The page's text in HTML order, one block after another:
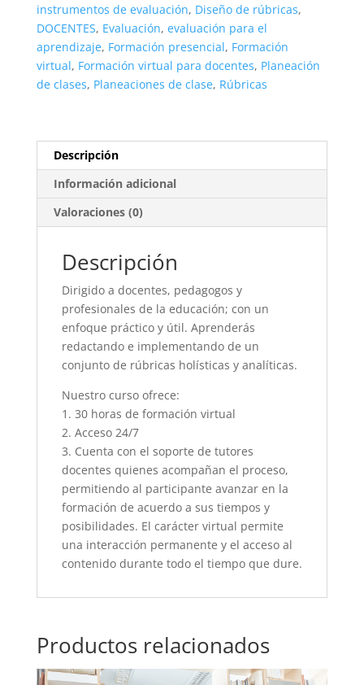
instrumentos de evaluación, Diseño de rúbricas,
DOCENTES, Evaluación, evaluación para el
aprendizaje, Formación presencial, Formación
virtual, Formación virtual para docentes, Planeación
de clases, Planeaciones de clase, Rúbricas
Descripción
Información adicional
Valoraciones (0)
Descripción
Dirigido a docentes, pedagogos y
profesionales de la educación; con un
enfoque práctico y útil. Aprenderás
redactando e implementando de un
conjunto de rúbricas holísticas y analíticas.
Nuestro curso ofrece:
1. 30 horas de formación virtual
2. Acceso 24/7
3. Cuenta con el soporte de tutores
docentes quienes acompañan el proceso,
permitiendo al participante avanzar en la
formación de acuerdo a sus tiempos y
posibilidades. El carácter virtual permite
una interacción permanente y el acceso al
contenido durante todo el tiempo que dure.
Productos relacionados